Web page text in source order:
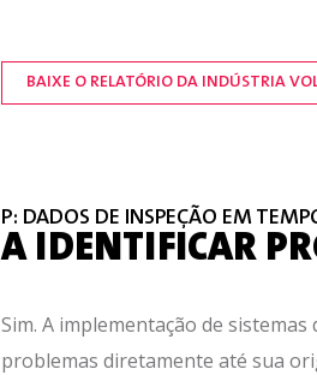
BAIXE O RELATÓRIO DA INDÚSTRIA
P: DADOS DE INSPEÇÃO EM
A IDENTIFICAR
Sim. A implementação de
problemas diretamente até sua